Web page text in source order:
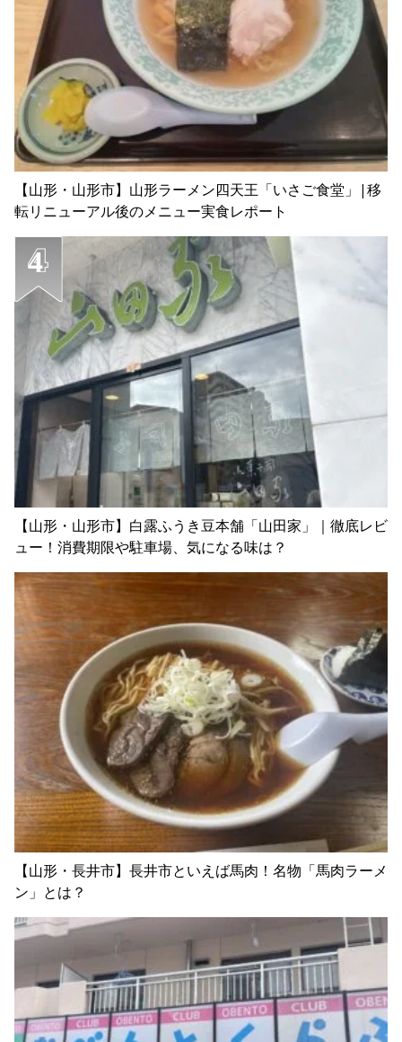
【山形・山形市】山形ラーメン四天王「いさご食堂」|移
転リニューアル後のメニュー実食レポート
【山形・山形市】白露ふうき豆本舗「山田家」｜徹底レビ
ュー！消費期限や駐車場、気になる味は？
【山形・長井市】長井市といえば馬肉！名物「馬肉ラーメ
ン」とは？